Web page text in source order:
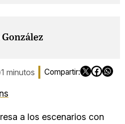
1 minutos
a los escenarios con